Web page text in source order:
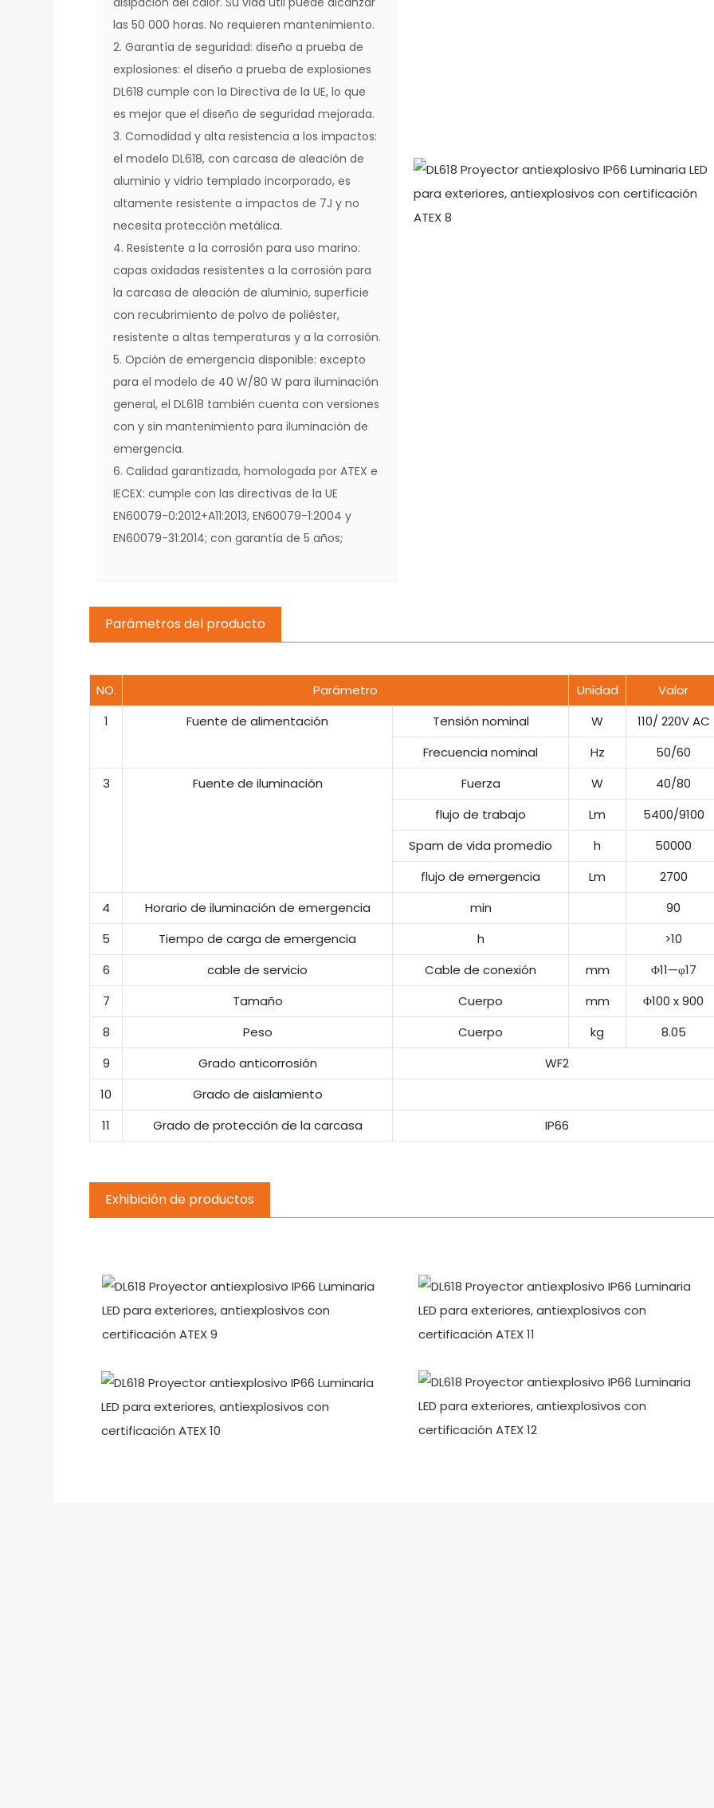
las 50 000 horas. No requieren mantenimiento.
2. Garantía de seguridad: diseño a prueba de
explosiones: el diseño a prueba de explosiones
DL618 cumple con la Directiva de la UE, lo que
es mejor que el diseño de seguridad mejorada.
3. Comodidad y alta resistencia a los impactos:
el modelo DL618, con carcasa de aleación de
aluminio y vidrio templado incorporado, es
altamente resistente a impactos de 7J y no
necesita protección metálica.
4. Resistente a la corrosión para uso marino:
capas oxidadas resistentes a la corrosión para
la carcasa de aleación de aluminio, superficie
con recubrimiento de polvo de poliéster,
resistente a altas temperaturas y a la corrosión.
5. Opción de emergencia disponible: excepto
para el modelo de 40 W/80 W para iluminación
general, el DL618 también cuenta con versiones
con y sin mantenimiento para iluminación de
emergencia.
6. Calidad garantizada, homologada por ATEX e
IECEX: cumple con las directivas de la UE
EN60079-0:2012+A11:2013, EN60079-1:2004 y
EN60079-31:2014; con garantía de 5 años;
Parámetros del producto
NO. Parámetro Unidad
Valor
1
Fuente de alimentación Tensión nominal W
110/ 220V AC
Frecuencia nominal
Hz
50/60
3
Fuente de iluminación Fuerza W
40/80
flujo de trabajo
Lm
5400/9100
Spam de vida promedio
h
50000
flujo de emergencia
Lm
2700
4
Horario de iluminación de emergencia min
90
5
Tiempo de carga de emergencia h
>10
6
cable de servicio Cable de conexión mm
Φ11—φ17
7
Tamaño Cuerpo mm
Φ100 x 900
8
Peso Cuerpo kg
8.05
9
Grado anticorrosión
WF2
10
Grado de aislamiento
11
Grado de protección de la carcasa IP66
Exhibición de productos